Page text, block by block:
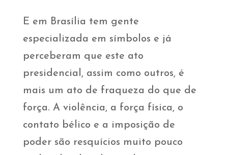
E em Brasília tem gente
especializada em símbolos e já
perceberam que este ato
presidencial, assim como outros, é
mais um ato de fraqueza do que de
força. A violência, a força física, o
contato bélico e a imposição de
poder são resquícios muito pouco